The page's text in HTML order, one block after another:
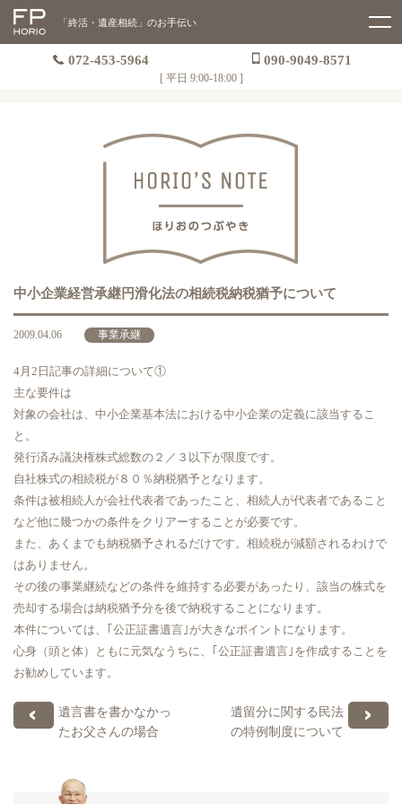
「終活・遺産相続」のお手伝い
072-453-5964 090-9049-8571
[ 平日 9:00-18:00 ]
中小企業経営承継円滑化法の相続税納税猶予について
2009.04.06 事業承継
4月2日記事の詳細について①
主な要件は
対象の会社は、中小企業基本法における中小企業の定義に該当するこ
と。
発行済み議決権株式総数の２／３以下が限度です。
自社株式の相続税が８０％納税猶予となります。
条件は被相続人が会社代表者であったこと、相続人が代表者であること
など他に幾つかの条件をクリアーすることが必要です。
また、あくまでも納税猶予されるだけです。相続税が減額されるわけで
はありません。
その後の事業継続などの条件を維持する必要があったり、該当の株式を
売却する場合は納税猶予分を後で納税することになります。
本件については、｢公正証書遺言｣が大きなポイントになります。
心身（頭と体）ともに元気なうちに、｢公正証書遺言｣を作成することを
お勧めしています。
遺留分に関する民法
の特例制度について
遺言書を書かなかっ
たお父さんの場合